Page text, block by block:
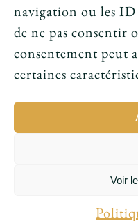
navigation ou les
de ne pas consentir
consentement peut
certaines
Voir
Peut-on prouver
Le tarot avant
© 2016 - 2026 •